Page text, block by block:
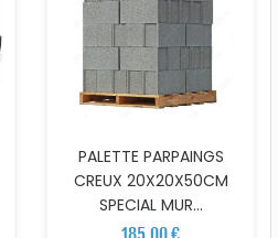
PALETTE PARPAINGS
CREUX 20X20X50CM
SPECIAL MUR...